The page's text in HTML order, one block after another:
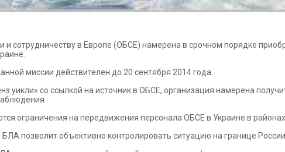
и сотрудничеству в Европе (ОБСЕ) намерена в срочном порядке
миссии действителен до 20 сентября 2014 года.
уикли» со ссылкой на источник в ОБСЕ, организация намерена
ограничения на передвижения персонала ОБСЕ в Украине в
позволит объективно контролировать ситуацию на границе